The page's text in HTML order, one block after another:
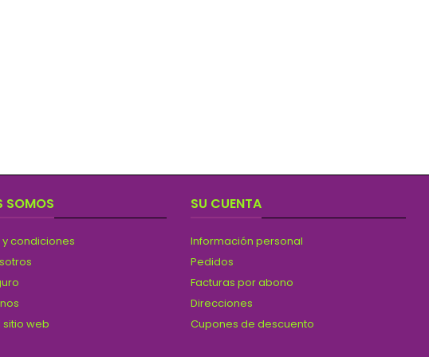
SOMOS
condiciones
web
SU CUENTA
Información personal
Pedidos
Facturas por abono
Direcciones
Cupones de descuento